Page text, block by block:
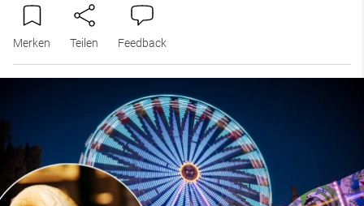
Merken Teilen Feedback